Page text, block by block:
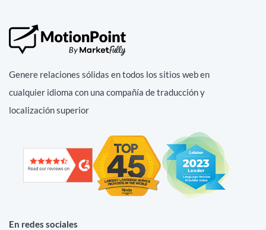
Genere relaciones sólidas en todos los sitios web en
cualquier idioma con una compañía de traducción y
localización superior
En redes sociales